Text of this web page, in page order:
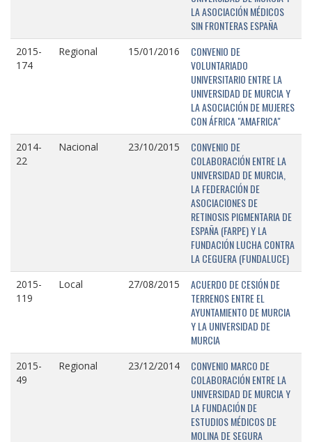
LA ASOCIACIÓN MÉDICOS
SIN FRONTERAS ESPAÑA
2015-
174
Regional 15/01/2016
CONVENIO DE
VOLUNTARIADO
UNIVERSITARIO ENTRE LA
UNIVERSIDAD DE MURCIA Y
LA ASOCIACIÓN DE MUJERES
CON ÁFRICA "AMAFRICA"
2014-
22
Nacional 23/10/2015
CONVENIO DE
COLABORACIÓN ENTRE LA
UNIVERSIDAD DE MURCIA,
LA FEDERACIÓN DE
ASOCIACIONES DE
RETINOSIS PIGMENTARIA DE
ESPAÑA (FARPE) Y LA
FUNDACIÓN LUCHA CONTRA
LA CEGUERA (FUNDALUCE)
2015-
119
Local 27/08/2015
ACUERDO DE CESIÓN DE
TERRENOS ENTRE EL
AYUNTAMIENTO DE MURCIA
Y LA UNIVERSIDAD DE
MURCIA
2015-
49
Regional 23/12/2014
CONVENIO MARCO DE
COLABORACIÓN ENTRE LA
UNIVERSIDAD DE MURCIA Y
LA FUNDACIÓN DE
ESTUDIOS MÉDICOS DE
MOLINA DE SEGURA